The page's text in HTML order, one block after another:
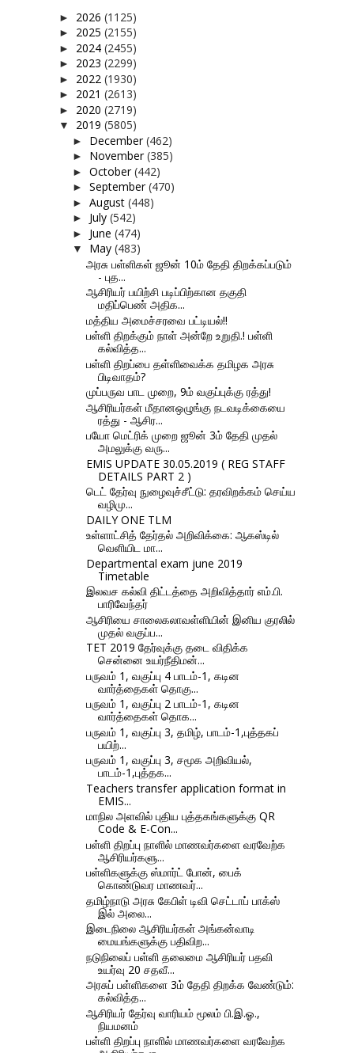
► 2026 (1125)
► 2025 (2155)
► 2024 (2455)
► 2023 (2299)
► 2022 (1930)
► 2021 (2613)
► 2020 (2719)
▼ 2019 (5805)
► December(462)
► November(385)
► October(442)
► September(470)
► August (448)
► July (542)
► June (474)
▼ May (483)
அரசு பள்ளிகள் ஜூன் 10ம் தேதி திறக்கப்படும்
- புத...
ஆசிரியர் பயிற்சி படிப்பிற்கான தகுதி
மதிப்பெண் அதிக...
மத்திய அமைச்சரவை பட்டியல்!!
பள்ளி திறக்கும் நாள் அன்றே உறுதி.! பள்ளி
கல்வித்த...
பள்ளி திறப்பை தள்ளிவைக்க தமிழக அரசு
பிடிவாதம்?
முப்பருவ பாட முறை, 9ம் வகுப்புக்கு ரத்து!
ஆசிரியர்கள் மீதானஒழுங்கு நடவடிக்கையை
ரத்து - ஆசிர...
பயோ மெட்ரிக் முறை ஜூன் 3ம் தேதி முதல்
அமலுக்கு வரு...
EMIS UPDATE 30.05.2019 ( REG STAFF
DETAILS PART 2 )
டெட் தேர்வு நுழைவுச்சீட்டு: தரவிறக்கம் செய்ய
வழிமு...
DAILY ONE TLM
உள்ளாட்சித் தேர்தல் அறிவிக்கை: ஆகஸ்டில்
வெளியிட மா...
Departmental exam june 2019
Timetable
இலவச கல்வி திட்டத்தை அறிவித்தார் எம்.பி.
பாரிவேந்தர்
ஆசிரியை சாலைகலாவள்ளியின் இனிய குரலில்
முதல் வகுப்ப...
TET 2019 தேர்வுக்கு தடை விதிக்க
சென்னை உயர்நீதிமன்...
பருவம் 1, வகுப்பு 4 பாடம்-1, கடின
வார்த்தைகள் தொகு...
பருவம் 1, வகுப்பு 2 பாடம்-1, கடின
வார்த்தைகள் தொக...
பருவம் 1, வகுப்பு 3, தமிழ், பாடம்-1,புத்தகப்
பயிற்...
பருவம் 1, வகுப்பு 3, சமூக அறிவியல்,
பாடம்-1,புத்தக...
Teachers transfer application format in
EMIS...
மாநில அளவில் புதிய புத்தகங்களுக்கு QR
Code & E-Con...
பள்ளி திறப்பு நாளில் மாணவர்களை வரவேற்க
ஆசிரியர்களு...
பள்ளிகளுக்கு ஸ்‌மா‌ர்ட் போன், பைக்
கொண்டுவர மாணவர்...
தமிழ்நாடு அரசு கேபிள் டிவி செட்டாப் பாக்ஸ்
இல் அலை...
இடைநிலை ஆசிரியர்கள் அங்கன்வாடி
மையங்களுக்கு பதிவிற...
நடுநிலைப் பள்ளி தலைமை ஆசிரியர் பதவி
உயர்வு 20 சதவீ...
அரசுப் பள்ளிகளை 3ம் தேதி திறக்க வேண்டும்:
கல்வித்த...
ஆசிரியர் தேர்வு வாரியம் மூலம் பி.இ.ஓ.,
நியமனம்
பள்ளி திறப்பு நாளில் மாணவர்களை வரவேற்க